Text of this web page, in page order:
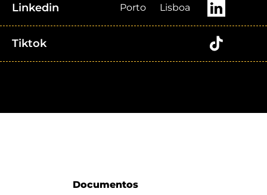
Linkedin Porto Lisboa
Tiktok
Documentos